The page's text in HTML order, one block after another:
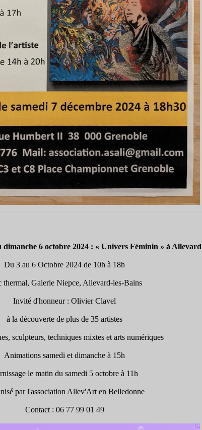
6 octobre 2024 : « Univers Féminin » à Allevard
Du 3 au 6 Octobre 2024 de 10h à 18h
thermal, Galerie Niepce, Allevard-les-Bains
Invité d'honneur : Olivier Clavel
à la découverte de plus de 35 artistes
sculpteurs, techniques mixtes et arts numériques
Animations samedi et dimanche à 15h
le matin du samedi 5 octobre à 11h
par l'association Allev'Art en Belledonne
Contact : 06 77 99 01 49